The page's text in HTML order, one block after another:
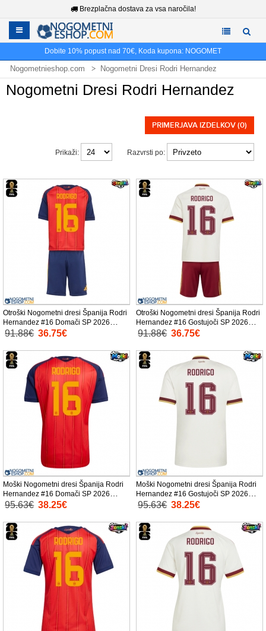
Brezplačna dostava za vsa naročila!
Dobite 10% popust nad 70€, Koda kupona: NOGOMET
Nogometnieshop.com Nogometni Dresi Rodri Hernandez
Nogometni Dresi Rodri Hernandez
PRIMERJAVA IZDELKOV (0)
Razvrsti po:
Prikaži:
Otroški Nogometni dresi Španija Rodri
Hernandez #16 Domači SP 2026
Kratek Rokav (+ Kratke hlače)
91.88€ 36.75€
Otroški Nogometni dresi Španija Rodri
Hernandez #16 Gostujoči SP 2026
Kratek Rokav (+ Kratke hlače)
91.88€ 36.75€
Moški Nogometni dresi Španija Rodri
Hernandez #16 Domači SP 2026
Kratek Rokav
95.63€ 38.25€
Moški Nogometni dresi Španija Rodri
Hernandez #16 Gostujoči SP 2026
Kratek Rokav
95.63€ 38.25€